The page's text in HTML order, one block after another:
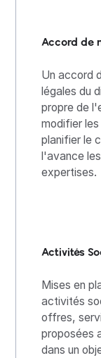
Accord de
Un accord
légales du
propre de
modifier
planifier le
l'avance
expertises.
Activités
Mises en
activités
offres,
proposées
dans un